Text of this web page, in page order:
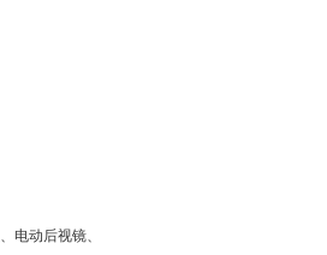
、电动后视镜、